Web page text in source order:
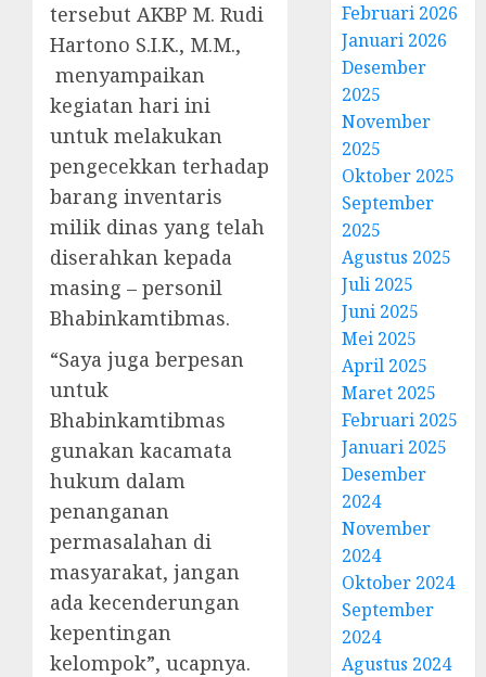
tersebut AKBP M. Rudi
Hartono S.I.K., M.M.,
menyampaikan
kegiatan hari ini
untuk melakukan
pengecekkan terhadap
barang inventaris
milik dinas yang telah
diserahkan kepada
masing – personil
Bhabinkamtibmas.
“Saya juga berpesan
untuk
Bhabinkamtibmas
gunakan kacamata
hukum dalam
penanganan
permasalahan di
masyarakat, jangan
ada kecenderungan
kepentingan
kelompok”, ucapnya.
Februari 2026
Januari 2026
Desember
2025
November
2025
Oktober 2025
September
2025
Agustus 2025
Juli 2025
Juni 2025
Mei 2025
April 2025
Maret 2025
Februari 2025
Januari 2025
Desember
2024
November
2024
Oktober 2024
September
2024
Agustus 2024